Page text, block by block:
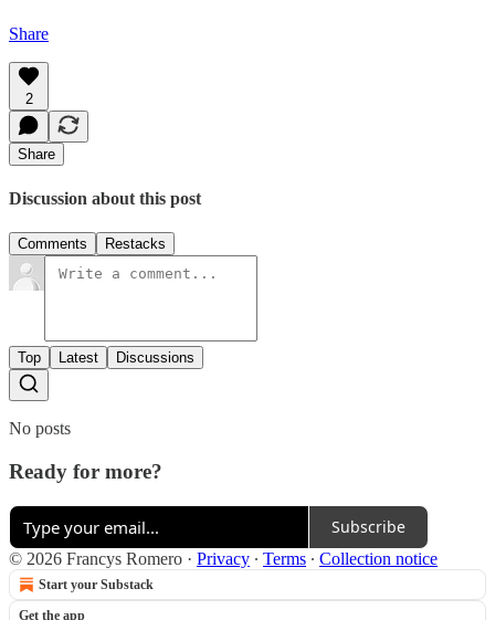
Share
2
Share
Discussion about this post
Comments Restacks
Top Latest Discussions
No posts
Ready for more?
Subscribe
© 2026 Francys Romero · Privacy ∙ Terms ∙ Collection notice
Start your Substack
Get the app